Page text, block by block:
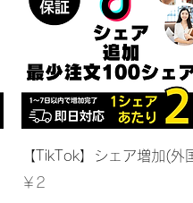
クイックビュー
【TikTok】シェア増加(外
価格
￥2